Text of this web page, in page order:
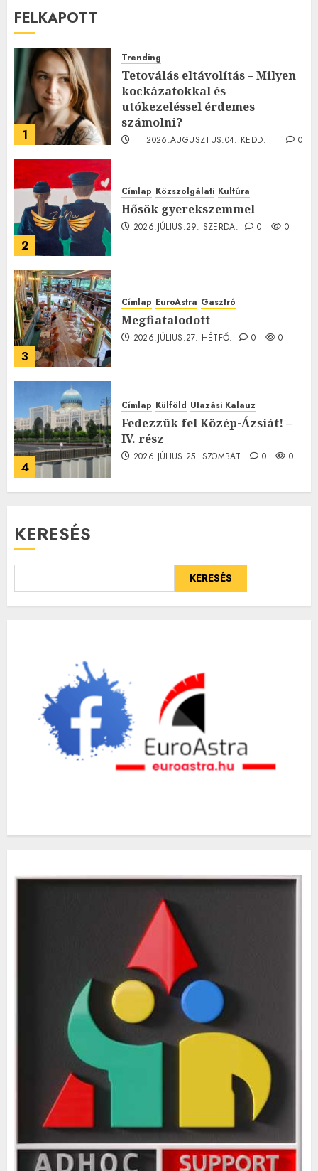
FELKAPOTT
1
Trending
Tetoválás eltávolítás – Milyen
kockázatokkal és
utókezeléssel érdemes
számolni?
2026.AUGUSZTUS.04. KEDD.
0
2
Címlap Közszolgálati Kultúra
Hősök gyerekszemmel
2026.JÚLIUS.29. SZERDA. 0 0
3
Címlap EuroAstra Gasztró
Megfiatalodott
2026.JÚLIUS.27. HÉTFŐ. 0 0
4
Címlap Külföld Utazási Kalauz
Fedezzük fel Közép-Ázsiát! –
IV. rész
2026.JÚLIUS.25. SZOMBAT. 0 0
KERESÉS
KERESÉS